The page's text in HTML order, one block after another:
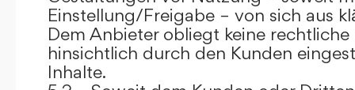
Einstellung/Freigabe – von sich aus
Dem Anbieter obliegt keine
hinsichtlich durch den Kunden
Inhalte.